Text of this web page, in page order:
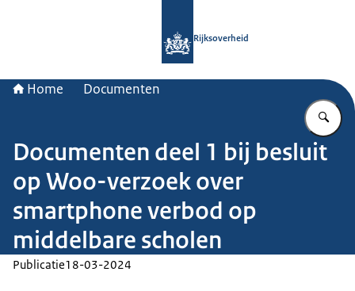
Rijksoverheid
Home Documenten
Documenten deel 1 bij besluit
op Woo-verzoek over
smartphone verbod op
middelbare scholen
Publicatie18-03-2024